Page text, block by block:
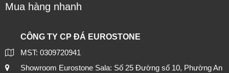
Mua hàng nhanh
CÔNG TY CP ĐÁ EUROSTONE
MST: 0309720941
Showroom Eurostone Sala: Số 25 Đường số 10, Phường An